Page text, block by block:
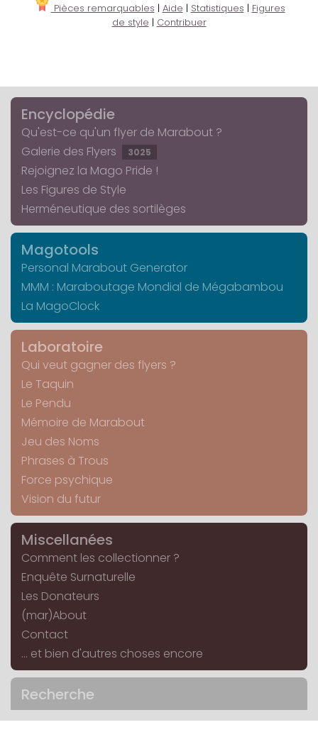
Pièces remarquables | Aide | Statistiques | Figures
de style | Contribuer
Encyclopédie
Qu'est-ce qu'un flyer de Marabout ?
Galerie des Flyers
3025
Rejoignez la Mago Pride !
Les Figures de Style
Herméneutique des sortilèges
Magotools
Personal Marabout Generator
MMM : Maraboutage Mondial de Mégabambou
La MagoClock
Laboratoire
Qui veut gagner des flyers ?
Le Taquin
Le Pendu
Mémoire de Marabout
Jeu des Noms
Phrases à Trous
Force psychique
Vision du futur
Miscellanées
Comment les collectionner ?
Enquête Surnaturelle
Les Donateurs
(mar)About
Contact
... et bien d'autres choses encore
Recherche